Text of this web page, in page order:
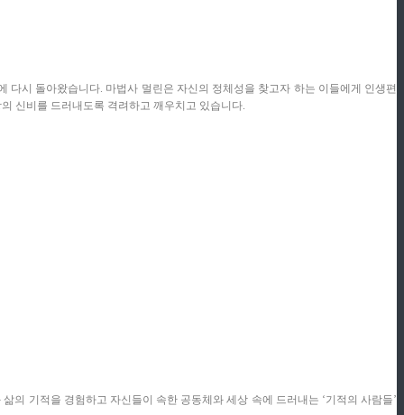
시 돌아왔습니다. 마법사 멀린은 자신의 정체성을 찾고자 하는 이들에게 인생편
신비를 드러내도록 격려하고 깨우치고 있습니다.
의 기적을 경험하고 자신들이 속한 공동체와 세상 속에 드러내는 ‘기적의 사람들’